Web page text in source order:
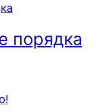
порядка